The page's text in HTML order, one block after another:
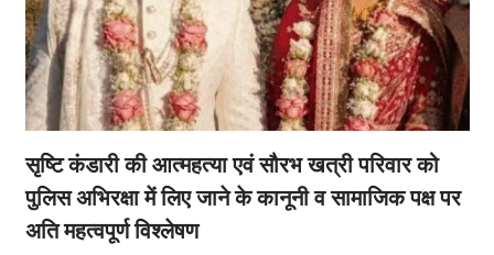
सृष्टि कंडारी की आत्महत्या एवं सौरभ खत्री परिवार को
पुलिस अभिरक्षा में लिए जाने के कानूनी व सामाजिक पक्ष पर
अति महत्वपूर्ण विश्लेषण